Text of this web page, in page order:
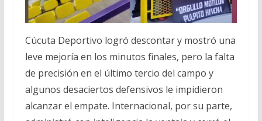
Cúcuta Deportivo logró descontar y mostró una
leve mejoría en los minutos finales, pero la falta
de precisión en el último tercio del campo y
algunos desaciertos defensivos le impidieron
alcanzar el empate. Internacional, por su parte,